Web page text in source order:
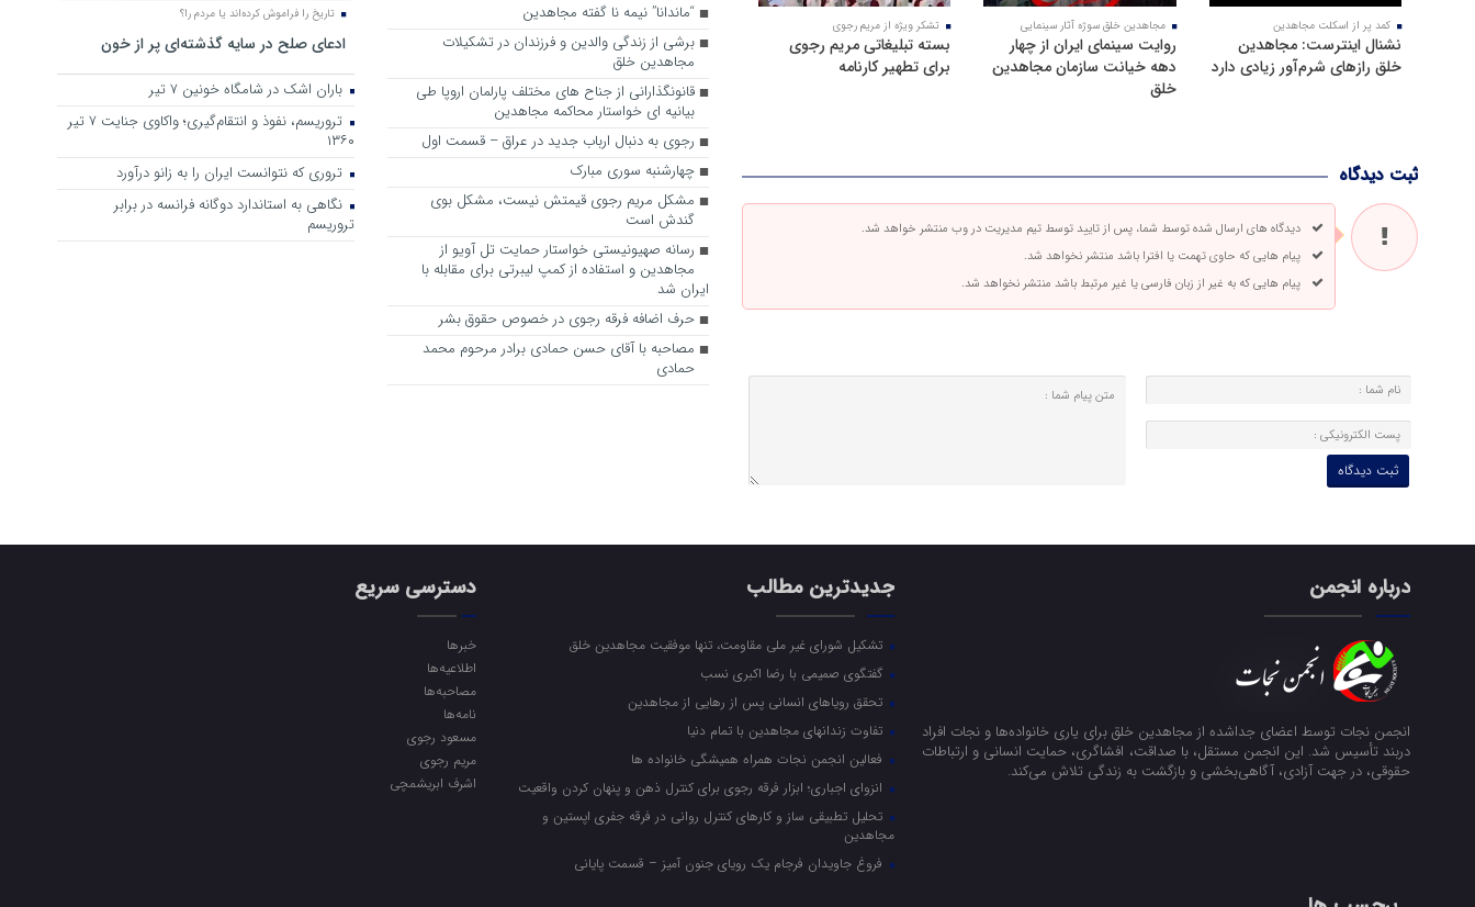
کمد پر از اسکلت مجاهدین
نشنال اینترست: مجاهدین
خلق رازهای شرم‌آور زیادی دارد
مجاهدین خلق سوژه آثار سینمایی
روایت سینمای ایران از چهار
دهه خیانت سازمان مجاهدین
خلق
تشکر ویژه از مریم رجوی
بسته تبلیغاتی مریم رجوی
برای تطهیر کارنامه
ثبت دیدگاه
دیدگاه های ارسال شده توسط شما، پس از تایید توسط تیم مدیریت در وب منتشر خواهد شد.
پیام هایی که حاوی تهمت یا افترا باشد منتشر نخواهد شد.
پیام هایی که به غیر از زبان فارسی یا غیر مرتبط باشد منتشر نخواهد شد.
“ماندانا” نیمه نا گفته مجاهدین
برشی از زندگی والدین و فرزندان در تشکیلات
مجاهدین خلق
قانونگذارانی از جناح های مختلف پارلمان اروپا طی
بیانیه ای خواستار محاکمه مجاهدین
رجوی به دنبال ارباب جدید در عراق – قسمت اول
چهارشنبه سوری مبارک
مشکل مریم رجوی قیمتش نیست، مشکل بوی
گندش است
رسانه صهیونیستی خواستار حمایت تل آویو از
مجاهدین و استفاده از کمپ لیبرتی برای مقابله با
ایران شد
حرف اضافه فرقه رجوی در خصوص حقوق بشر
مصاحبه با آقای حسن حمادی برادر مرحوم محمد
حمادی
تاریخ را فراموش کرده‌اند یا مردم را؟
ادعای صلح در سایه گذشته‌ای پر از خون
باران اشک در شامگاه خونین 7 تیر
تروریسم، نفوذ و انتقام‌گیری؛ واکاوی جنایت ۷ تیر
۱۳۶۰
تروری که نتوانست ایران را به زانو درآورد
نگاهی به استاندارد دوگانه فرانسه در برابر
تروریسم
درباره انجمن
انجمن نجات توسط اعضای جداشده از مجاهدین خلق برای یاری خانواده‌ها و نجات افراد
دربند تأسیس شد. این انجمن مستقل، با صداقت، افشاگری، حمایت انسانی و ارتباطات
حقوقی، در جهت آزادی، آگاهی‌بخشی و بازگشت به زندگی تلاش می‌کند.
جدیدترین مطالب
تشکیل شورای غیر ملی مقاومت، تنها موفقیت مجاهدین خلق
گفتگوی صمیمی با رضا اکبری نسب
تحقق رویاهای انسانی پس از رهایی از مجاهدین
تفاوت زندانهای مجاهدین با تمام دنیا
فعالین انجمن نجات همراه همیشگی خانواده ها
انزوای اجباری؛ ابزار فرقه رجوی برای کنترل ذهن و پنهان کردن واقعیت
تحلیل تطبیقی ساز و کارهای کنترل روانی در فرقه جفری اپستین و
مجاهدین
فروغ جاویدان فرجام یک رویای جنون آمیز – قسمت پایانی
دسترسی سریع
خبرها
اطلاعیه‌ها
مصاحبه‌ها
نامه‌ها
مسعود رجوی
مریم رجوی
اشرف ابریشمچی